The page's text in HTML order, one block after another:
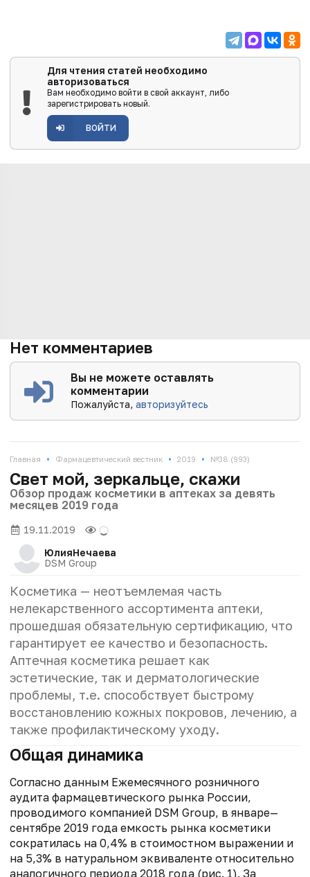
Для чтения статей необходимо
авторизоваться
Вам необходимо войти в свой аккаунт, либо
зарегистрировать новый.
ВОЙТИ
Нет комментариев
Вы не можете оставлять
комментарии
Пожалуйста,авторизуйтесь
Главная • Фармацевтический вестник • 2019 • №38 (993)
Свет мой, зеркальце, скажи
Обзор продаж косметики в аптеках за девять
месяцев 2019 года
19.11.2019
ЮлияНечаева
DSM Group
Косметика — неотъемлемая часть
нелекарственного ассортимента аптеки,
прошедшая обязательную сертификацию, что
гарантирует ее качество и безопасность.
Аптечная косметика решает как
эстетические, так и дерматологические
проблемы, т.е. способствует быстрому
восстановлению кожных покровов, лечению, а
также профилактическому уходу.
Общая динамика
Согласно данным Ежемесячного розничного
аудита фармацевтического рынка России,
проводимого компанией DSM Group, в январе—
сентябре 2019 года емкость рынка косметики
сократилась на 0,4% в стоимостном выражении и
на 5,3% в натуральном эквиваленте относительно
аналогичного периода 2018 года (рис. 1). За